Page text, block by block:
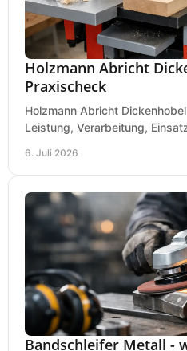
Holzmann Abricht
Praxischeck
Holzmann Abricht
Leistung, Verarbeitung,
6. Juli 2026
Bandschleifer Metall -